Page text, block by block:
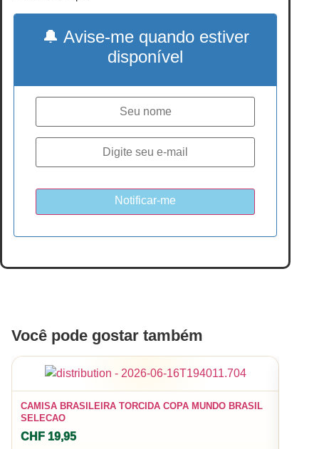
🔔 Avise-me quando estiver
disponível
Notificar-me
Você pode gostar também
CAMISA BRASILEIRA TORCIDA COPA MUNDO BRASIL
SELECAO
CHF 19,95